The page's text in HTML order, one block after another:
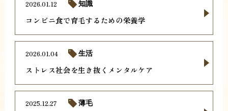
コンビニ食で育毛するための栄養学
2026.01.12 知識
ストレス社会を生き抜くメンタルケア
2026.01.04 生活
2025.12.27 薄毛